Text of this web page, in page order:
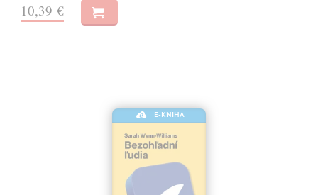
10,39 €
E-KNIHA